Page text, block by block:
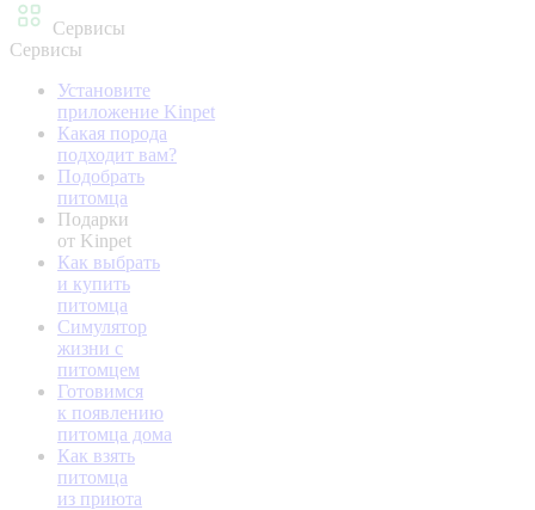
Сервисы
Сервисы
Установите
приложение Kinpet
Какая порода
подходит вам?
Подобрать
питомца
Подарки
от Kinpet
Как выбрать
и купить
питомца
Симулятор
жизни с
питомцем
Готовимся
к появлению
питомца дома
Как взять
питомца
из приюта